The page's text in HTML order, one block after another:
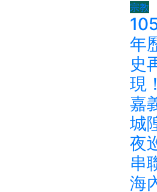
宗教
年
史
現
嘉
城
夜
串
海